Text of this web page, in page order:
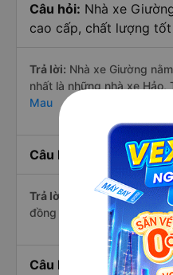
Câu hỏi: Nhà xe
cao cấp, chất lượng tốt
Trả lời: Nhà xe Giường
nhất là những nhà xe Hảo,
Mau
Câu hỏi: Hãng Xe
Trả lời:
Hãng xe Giường
đồng của nhà xe Tuấn
Câu hỏi:
Có bao